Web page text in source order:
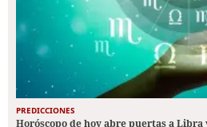
PREDICCIONES
Horóscopo de hoy abre puertas a